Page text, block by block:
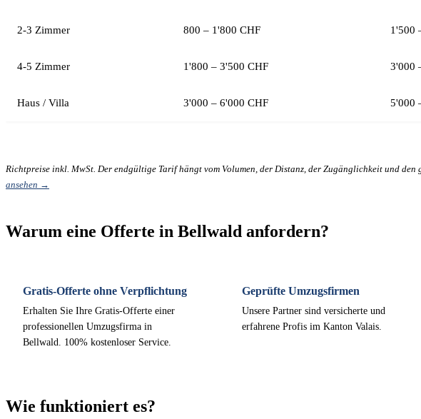
2-3 Zimmer 800 – 1'800 CHF 1'500
4-5 Zimmer 1'800 – 3'500 CHF 3'000
Haus / Villa 3'000 – 6'000 CHF 5'000
Richtpreise inkl. MwSt. Der endgültige Tarif hängt vom Volumen, der Distanz, der Zugänglichkeit und den
ansehen →
Warum eine Offerte in Bellwald anfordern?
Gratis-Offerte ohne Verpflichtung
Erhalten Sie Ihre Gratis-Offerte einer
professionellen Umzugsfirma in
Bellwald. 100% kostenloser Service.
Geprüfte Umzugsfirmen
Unsere Partner sind versicherte und
erfahrene Profis im Kanton Valais.
Wie funktioniert es?